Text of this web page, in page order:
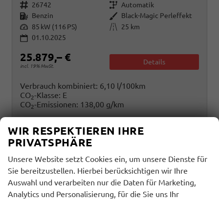
Fahrzeugnr. 26742 Getriebe Automatik
Kraftstoff Benzin Außenfarbe Black-Magic Perleffekt
Leistung 85 kW (116 PS) Kilometerstand
25 km
01.10.2025
25.879,– €
incl. 19% MwSt.
Details
Verbrauch kombiniert: 6,10 l/100km
CO2-Klasse: E
CO2-Emissionen: 138,00 g/km
WIR RESPEKTIEREN IHRE
PRIVATSPHÄRE
Unsere Website setzt Cookies ein, um unsere Dienste für
Sie bereitzustellen. Hierbei berücksichtigen wir Ihre
Auswahl und verarbeiten nur die Daten für Marketing,
Analytics und Personalisierung, für die Sie uns Ihr